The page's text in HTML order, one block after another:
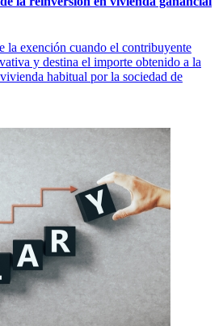
la exención cuando el contribuyente
y destina el importe obtenido a la
habitual por la sociedad de